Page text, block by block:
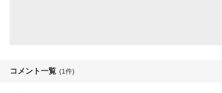
コメント一覧 (1件)